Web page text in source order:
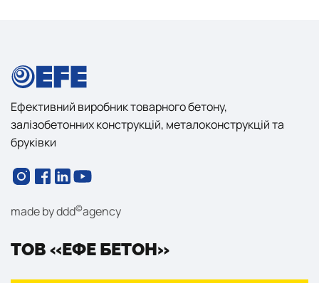
ТОВ «ЕФЕ БЕТОН»
Ефективний виробник товарного бетону,
залізобетонних конструкцій, металоконструкцій та
бруківки
made byddd©agency